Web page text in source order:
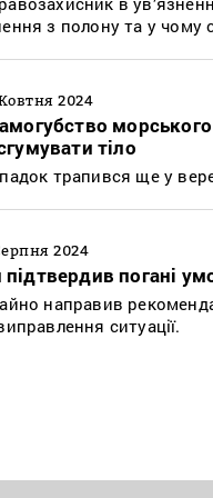
з полону та у чому
2024
тіло
трапився ще у
2024
погані
направив
ситуації.